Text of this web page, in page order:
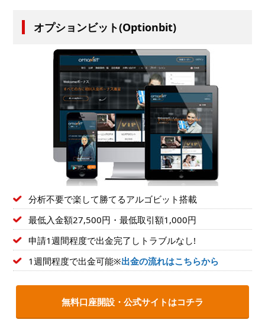
オプションビット(Optionbit)
分析不要で楽して勝てるアルゴビット搭載
最低入金額27,500円・最低取引額1,000円
申請1週間程度で出金完了しトラブルなし!
1週間程度で出金可能※出金の流れはこちらから
無料口座開設・公式サイトはコチラ